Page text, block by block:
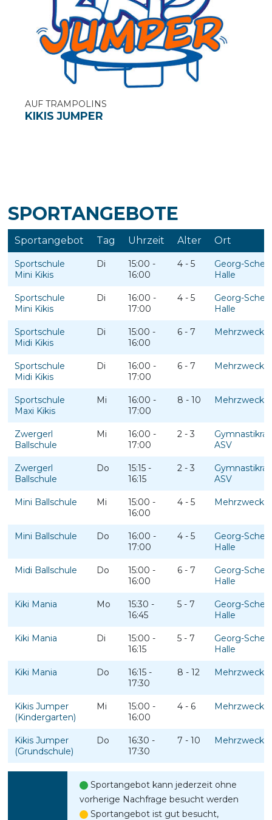
AUF TRAMPOLINS
KIKIS JUMPER
SPORTANGEBOTE
Sportangebot Tag Uhrzeit Alter Ort
Sportschule
Mini Kikis
Di
15:00 -
16:00
4 - 5
Georg-
Halle
Sportschule
Mini Kikis
Di
16:00 -
17:00
4 - 5
Georg-
Halle
Sportschule
Midi Kikis
Di
15:00 -
16:00
6 - 7
Sportschule
Midi Kikis
Di
16:00 -
17:00
6 - 7
Sportschule
Maxi Kikis
Mi
16:00 -
17:00
8 - 10
Zwergerl
Ballschule
Mi
16:00 -
17:00
2 - 3
ASV
Zwergerl
Ballschule
Do
15:15 -
16:15
2 - 3
ASV
Mini Ballschule Mi
15:00 -
16:00
4 - 5
Mini Ballschule Do
16:00 -
17:00
4 - 5
Georg-
Halle
Midi Ballschule Do
15:00 -
16:00
6 - 7
Georg-
Halle
Kiki Mania Mo
15:30 -
16:45
5 - 7
Georg-
Halle
Kiki Mania Di
15:00 -
16:15
5 - 7
Georg-
Halle
Kiki Mania Do
16:15 -
17:30
8 - 12
Kikis Jumper
(Kindergarten)
Mi
15:00 -
16:00
4 - 6
Kikis Jumper
(Grundschule)
Do
16:30 -
17:30
7 - 10
Sportangebot kann jederzeit ohne
vorherige Nachfrage besucht werden
Sportangebot ist gut besucht,